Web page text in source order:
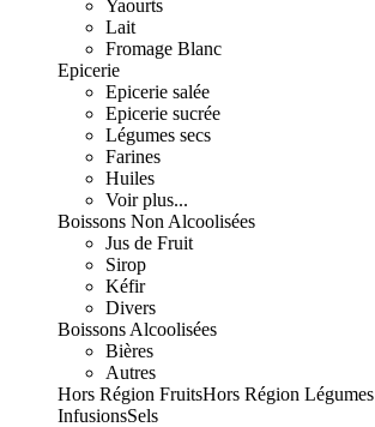
Yaourts
Lait
Fromage Blanc
Epicerie
Epicerie salée
Epicerie sucrée
Légumes secs
Farines
Huiles
Voir plus...
Boissons Non Alcoolisées
Jus de Fruit
Sirop
Kéfir
Divers
Boissons Alcoolisées
Bières
Autres
Hors Région FruitsHors Région Légumes
InfusionsSels